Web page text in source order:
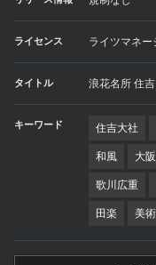
ライセンス ライツマネー
タイトル 浪花名所 住
キーワード 住吉大社
和風 大阪
歌川広重
田楽 美術